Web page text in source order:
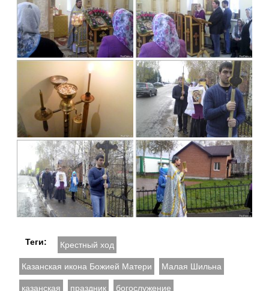
Теги: Крестный ход
Казанская икона Божией Матери Малая Шильна
казанская праздник богослужение